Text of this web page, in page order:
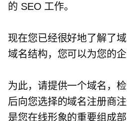
的 SEO 工作。
现在您已经很好地了解了
域名结构，您可以为您的企
为此，请提供一个域名，
后向您选择的域名注册商
是您在线形象的重要组成